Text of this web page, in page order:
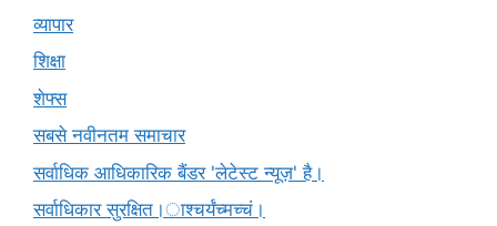
व्यापार
शिक्षा
शेफ्स
सबसे नवीनतम समाचार
सर्वाधिक आधिकारिक बैंडर 'लेटेस्ट न्यूज़' है।
सर्वाधिकार सुरक्षित।ाश्चर्यंच्मच्चं।